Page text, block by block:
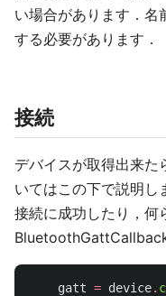
い場合があります．名
する必要があります．
接続
デバイスが取得出来た
いてはこの下で説明し
接続に成功したり，何
gatt = device.